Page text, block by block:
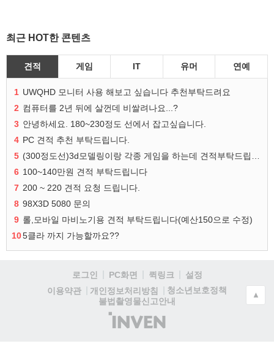
최근 HOT한 콘텐츠
견적 게임 IT 유머 연예
1 UWQHD 모니터 사용 해보고 싶습니다 추천부탁드려요
2 컴퓨터를 2년 뒤에 살껀데 비쌀려나요...?
3 안녕하세요. 180~230정도 선에서 잡고싶습니다.
4 PC 견적 추천 부탁드립니다.
5
6 100~140만원 견적 부탁드립니다
7 200 ~ 220 견적 요청 드립니다.
8 98X3D 5080 문의
9 롤,모바일 마비노기용 견적 부탁드립니다(예산150으로 수정)
105클라 까지 가능할까요??
로그인 PC화면 퀵링크
설정
이용약관
개인정보처리방침
청소년보호정책
불법촬영물신고안내
(주)
인
▲